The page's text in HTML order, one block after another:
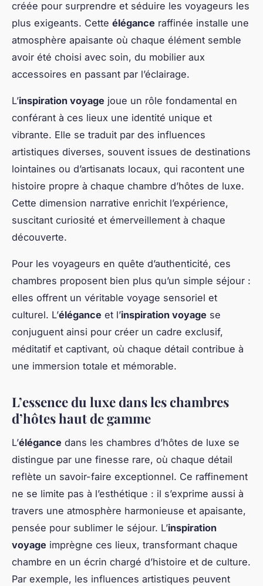
créée pour surprendre et séduire les voyageurs les
plus exigeants. Cette élégance raffinée installe une
atmosphère apaisante où chaque élément semble
avoir été choisi avec soin, du mobilier aux
accessoires en passant par l’éclairage.
L’inspiration voyage joue un rôle fondamental en
conférant à ces lieux une identité unique et
vibrante. Elle se traduit par des influences
artistiques diverses, souvent issues de destinations
lointaines ou d’artisanats locaux, qui racontent une
histoire propre à chaque chambre d’hôtes de luxe.
Cette dimension narrative enrichit l’expérience,
suscitant curiosité et émerveillement à chaque
découverte.
Pour les voyageurs en quête d’authenticité, ces
chambres proposent bien plus qu’un simple séjour :
elles offrent un véritable voyage sensoriel et
culturel. L’élégance et l’inspiration voyage se
conjuguent ainsi pour créer un cadre exclusif,
méditatif et captivant, où chaque détail contribue à
une immersion totale et mémorable.
L’essence du luxe dans les chambres
d’hôtes haut de gamme
L’élégance dans les chambres d’hôtes de luxe se
distingue par une finesse rare, où chaque détail
reflète un savoir-faire exceptionnel. Ce raffinement
ne se limite pas à l’esthétique : il s’exprime aussi à
travers une atmosphère harmonieuse et apaisante,
pensée pour sublimer le séjour. L’inspiration
voyage imprègne ces lieux, transformant chaque
chambre en un écrin chargé d’histoire et de culture.
Par exemple, les influences artistiques peuvent